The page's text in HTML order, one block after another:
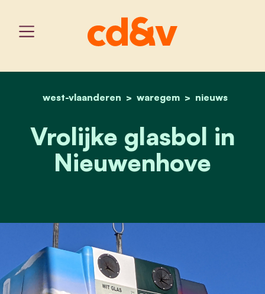
home
west-vlaanderen waregem nieuws
vrolijke glasbol in
Vrolijke glasbol in
Nieuwenhove